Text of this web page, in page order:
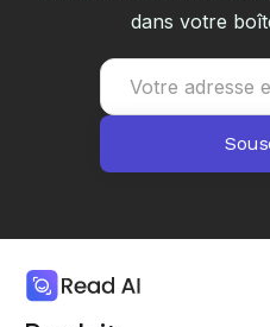
dans votre